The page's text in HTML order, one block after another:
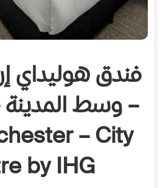
فندق هوليداي
– City
by IHG